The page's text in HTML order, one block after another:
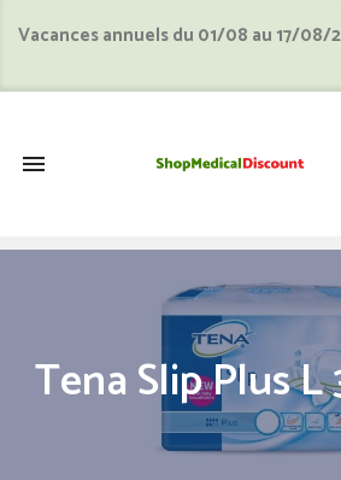
Vacances annuels du 01/08 au 17/08/

Tena Slip Plus L